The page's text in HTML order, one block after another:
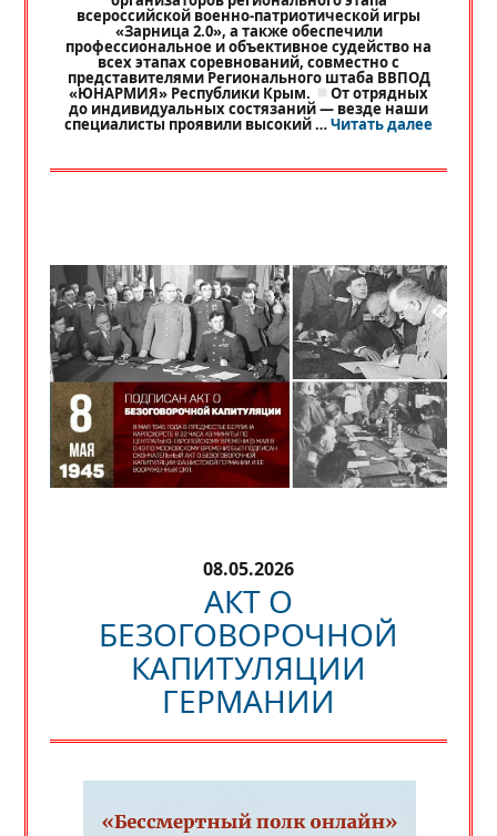
всероссийской военно-патриотической игры
«Зарница 2.0», а также обеспечили
профессиональное и объективное судейство на
всех этапах соревнований, совместно с
представителями Регионального штаба ВВПОД
«ЮНАРМИЯ» Республики Крым. От отрядных
до индивидуальных состязаний — везде наши
специалисты проявили высокий …Читать далее«
08.05.2026
АКТ О
БЕЗОГОВОРОЧНОЙ
КАПИТУЛЯЦИИ
ГЕРМАНИИ